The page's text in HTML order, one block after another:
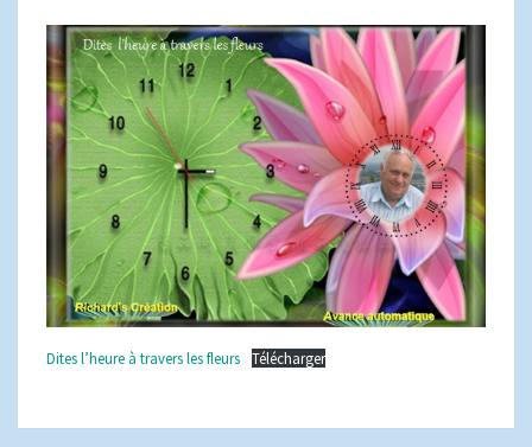
CRÉATION
RICHARD
Dites l’heure à travers les fleurs Télécharger